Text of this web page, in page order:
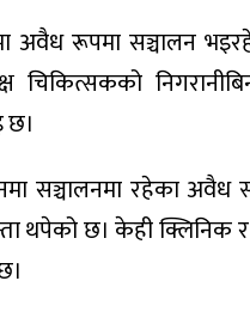
अवैध रूपमा सञ्चालन
छ।
सञ्चालनमा रहेका
थपेको छ। केही क्लिनिक र